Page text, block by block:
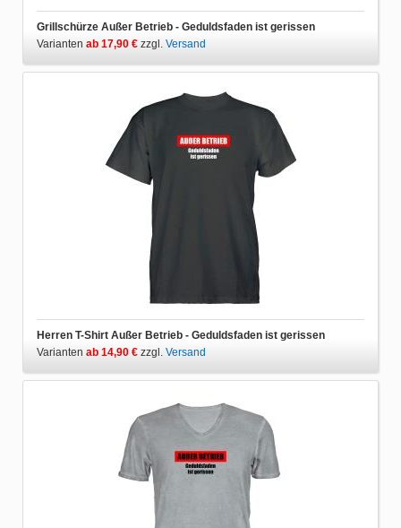
Grillschürze Außer Betrieb - Geduldsfaden ist gerissen
Varianten ab 17,90 € zzgl. Versand
Herren T-Shirt Außer Betrieb - Geduldsfaden ist gerissen
Varianten ab 14,90 € zzgl. Versand